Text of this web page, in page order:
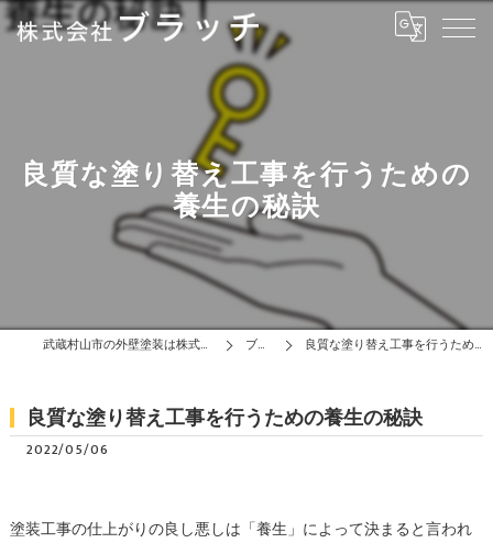
良質な塗り替え工事を行うための
養生の秘訣
武蔵村山市の外壁塗装は株式会社ブラッチ ブログ 良質な塗り替え工事を行うための養生の秘訣
良質な塗り替え工事を行うための養生の秘訣
2022/05/06
塗装工事の仕上がりの良し悪しは「養生」によって決まると言われ